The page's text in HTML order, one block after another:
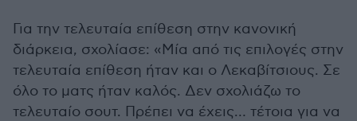
Για την τελευταία επίθεση στην κανονική
διάρκεια, σχολίασε: «Μία από τις επιλογές στην
τελευταία επίθεση ήταν και ο Λεκαβίτσιους. Σε
όλο το ματς ήταν καλός. Δεν σχολιάζω το
τελευταίο σουτ. Πρέπει να έχεις… τέτοια για να